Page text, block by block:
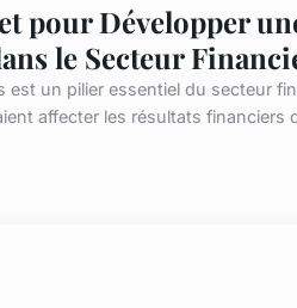
pour Développer
le Secteur
est un pilier essentiel du secteur
affecter les résultats financiers